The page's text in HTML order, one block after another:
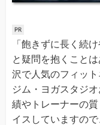
「飽きずに長く続
と疑問を抱くこと
沢で人気のフィッ
ジム・ヨガスタジ
績やトレーナーの
イスしていますの